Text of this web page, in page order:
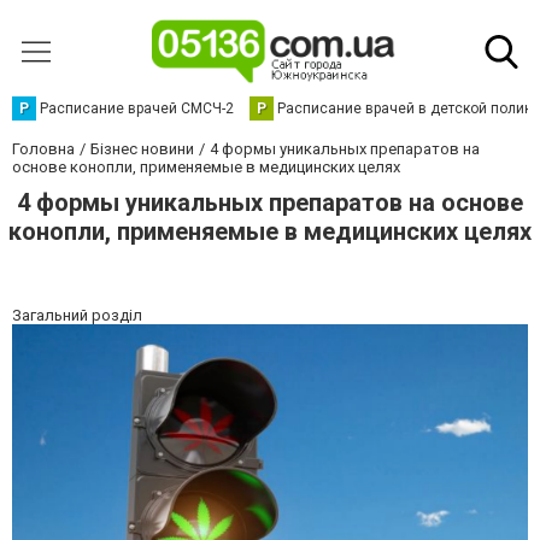
Р Расписание врачей СМСЧ-2 Р Расписание врачей в детской
Головна Бізнес новини
4 формы уникальных препаратов на
основе конопли, применяемые в медицинских целях
4 формы уникальных препаратов на основе
конопли, применяемые в медицинских целях
Загальний розділ